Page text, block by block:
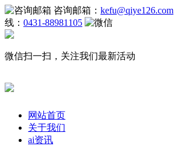
咨询邮箱： kefu@qiye126.com
线： 0431-88981105
微信扫一扫，关注我们最新活动
网站首页
关于我们
ai资讯